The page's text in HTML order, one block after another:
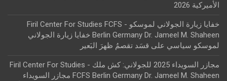
الأميركية 2026
خفايا زيارة الجولاني لموسكو - Firil Center For Studies FCFS
Berlin Germany Dr. Jameel M. Shaheen خفايا زيارة الجولاني
لموسكو سياسي على قسَد تقصمُ ظهرَ البَعير
مجازر السويداء 2025 للجولاني: كش ملك - Firil Center For Studies
FCFS Berlin Germany Dr. Jameel M. Shaheen مجازر السويداء